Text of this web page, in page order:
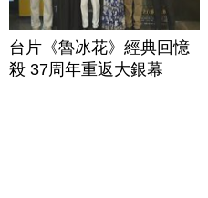
台片《魯冰花》經典回憶
殺 37周年重返大銀幕